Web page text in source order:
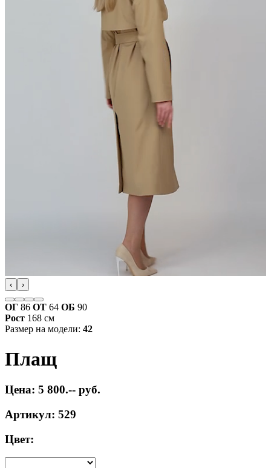
‹ ›
ОГ 86 ОТ 64 ОБ 90
Рост 168 см
Размер на модели: 42
Плащ
Цена: 5 800.-- руб.
Артикул: 529
Цвет: